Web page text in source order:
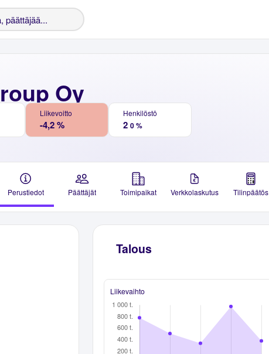
Oy
Liikevoitto
-4,2 %
Henkilöstö
2 0 %
Perustiedot Päättäjät Toimipaikat Verkkolaskutus Tilinpäätös
Talous
Liikevaihto